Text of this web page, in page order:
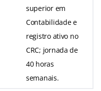
superior em
Contabilidade e
registro ativo no
CRC; jornada de
40 horas
semanais.